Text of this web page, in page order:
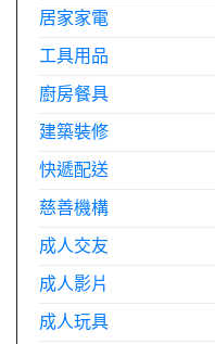
居家家電
工具用品
廚房餐具
建築裝修
快遞配送
慈善機構
成人交友
成人影片
成人玩具